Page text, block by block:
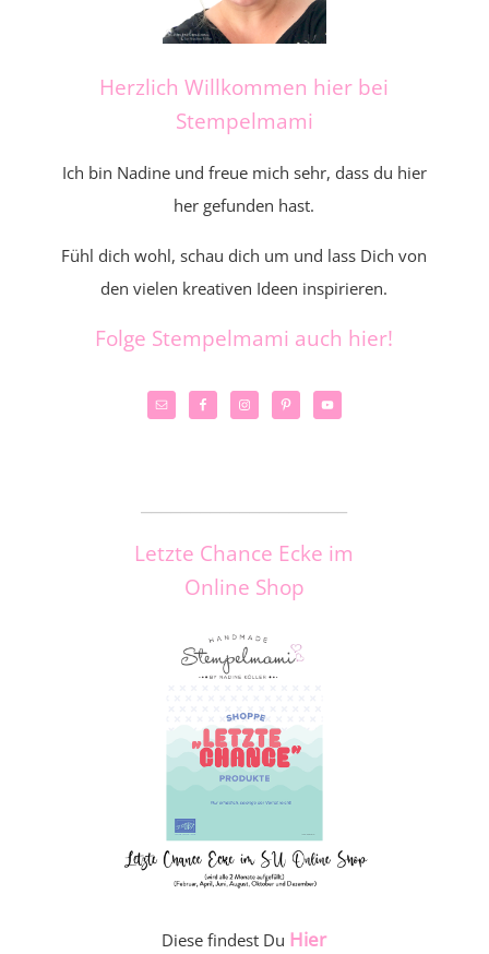
Herzlich Willkommen hier bei
Stempelmami
Ich bin Nadine und freue mich sehr, dass du hier
her gefunden hast.
Fühl dich wohl, schau dich um und lass Dich von
den vielen kreativen Ideen inspirieren.
Folge Stempelmami auch hier!
Letzte Chance Ecke im
Online Shop
Diese findest Du Hier